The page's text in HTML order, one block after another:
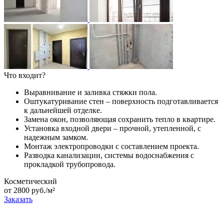
Что входит?
Выравнивание и заливка стяжки пола.
Оштукатуривание стен – поверхность подготавливается
к дальнейшей отделке.
Замена окон, позволяющая сохранить тепло в квартире.
Установка входной двери – прочной, утепленной, с
надежным замком.
Монтаж электропроводки с составлением проекта.
Разводка канализации, системы водоснабжения с
прокладкой трубопровода.
Косметический
от 2800 руб./м²
Заказать